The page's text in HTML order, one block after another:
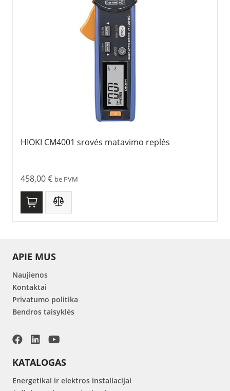
HIOKI CM4001 srovės matavimo replės
458,00€ be PVM
APIE MUS
Naujienos
Kontaktai
Privatumo politika
Bendros taisyklės
KATALOGAS
Energetikai ir elektros instaliacijai